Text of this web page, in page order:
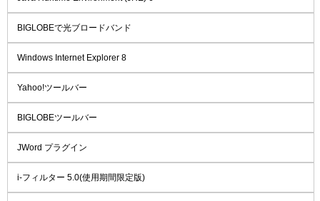
BIGLOBEで光ブロードバンド
Windows Internet Explorer 8
Yahoo!ツールバー
BIGLOBEツールバー
JWord プラグイン
i-フィルター 5.0(使用期間限定版)